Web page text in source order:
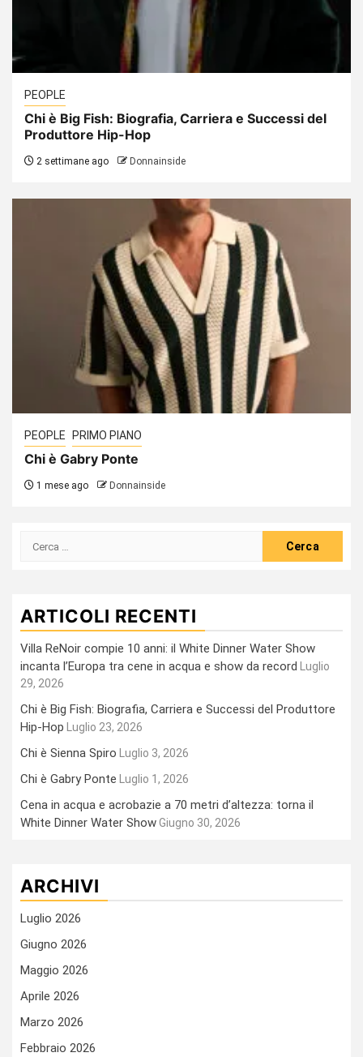
PEOPLE
Chi è Big Fish: Biografia, Carriera e Successi del
Produttore Hip-Hop
2 settimane ago Donnainside
PEOPLE PRIMO PIANO
Chi è Gabry Ponte
1 mese ago Donnainside
Ricerca
ARTICOLI RECENTI
Villa ReNoir compie 10 anni: il White Dinner Water Show
incanta l’Europa tra cene in acqua e show da record Luglio
29, 2026
Chi è Big Fish: Biografia, Carriera e Successi del Produttore
Hip-Hop Luglio 23, 2026
Chi è Sienna Spiro Luglio 3, 2026
Chi è Gabry Ponte Luglio 1, 2026
Cena in acqua e acrobazie a 70 metri d’altezza: torna il
White Dinner Water ShowGiugno 30, 2026
ARCHIVI
Luglio 2026
Giugno 2026
Maggio 2026
Aprile 2026
Marzo 2026
Febbraio 2026